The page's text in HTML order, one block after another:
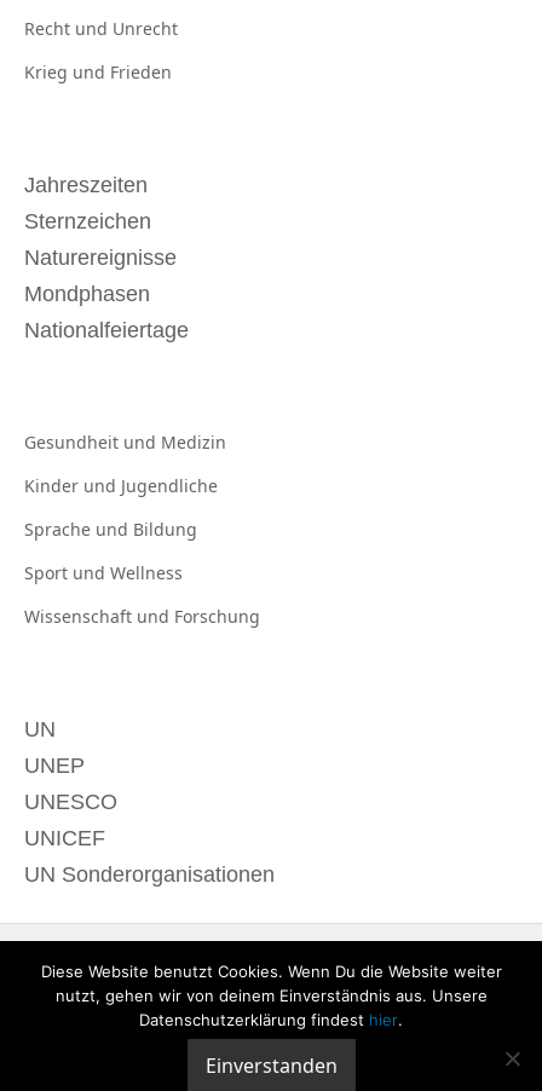
Recht und Unrecht
Krieg und Frieden
Jahreszeiten
Sternzeichen
Naturereignisse
Mondphasen
Nationalfeiertage
Gesundheit und Medizin
Kinder und Jugendliche
Sprache und Bildung
Sport und Wellness
Wissenschaft und Forschung
UN
UNEP
UNESCO
UNICEF
UN Sonderorganisationen
Diese Website benutzt Cookies. Wenn Du die Website weiter
nutzt, gehen wir von deinem Einverständnis aus. Unsere
Datenschutzerklärung findest hier.
Einverstanden